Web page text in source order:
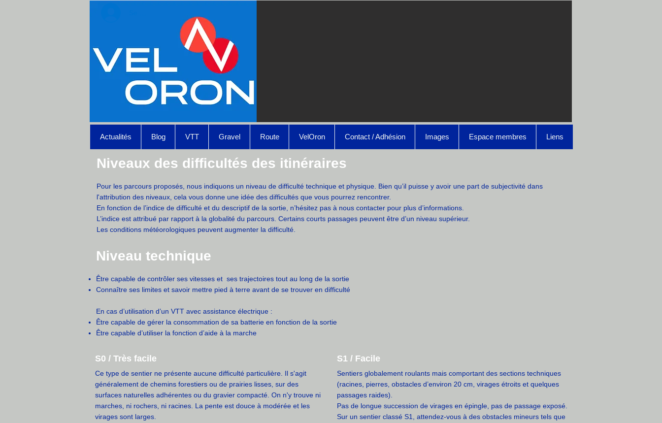
Actualités Blog VTT Gravel Route VelOron Contact / Adhésion Images Espace membres Liens
Niveaux des difficultés des itinéraires
Pour les parcours proposés, nous indiquons un niveau de difficulté technique et physique. Bien qu’il puisse y avoir une part de subjectivité dans
l'attribution des niveaux, cela vous donne une idée des difficultés que vous pourrez rencontrer.
En fonction de l’indice de difficulté et du descriptif de la sortie, n’hésitez pas à nous contacter pour plus d’informations.
L’indice est attribué par rapport à la globalité du parcours. Certains courts passages peuvent être d’un niveau supérieur.
Les conditions météorologiques peuvent augmenter la difficulté.
Niveau technique
Être capable de contrôler ses vitesses et ses trajectoires tout au long de la sortie
Connaître ses limites et savoir mettre pied à terre avant de se trouver en difficulté
En cas d’utilisation d’un VTT avec assistance électrique :
Être capable de gérer la consommation de sa batterie en fonction de la sortie
Être capable d’utiliser la fonction d’aide à la marche
S0 / Très facile
Ce type de sentier ne présente aucune difficulté particulière. Il s'agit
généralement de chemins forestiers ou de prairies lisses, sur des
surfaces naturelles adhérentes ou du gravier compacté. On n'y trouve ni
marches, ni rochers, ni racines. La pente est douce à modérée et les
virages sont larges.
S1 / Facile
Sentiers globalement roulants mais comportant des sections techniques
(racines, pierres, obstacles d’environ 20 cm, virages étroits et quelques
passages raides).
Pas de longue succession de virages en épingle, pas de passage exposé.
Sur un sentier classé S1, attendez-vous à des obstacles mineurs tels que